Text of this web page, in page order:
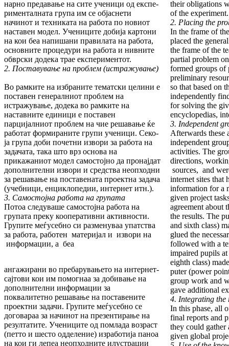
нар­но предавање на сите ученици од експе­
рименталната група им се објаснети
начинот и техниката на работа по новиот
наставен модел. Учениците добија картони
на кои беа напишани правилата на работа,
основните процедури на работа и нивните
обврски додека трае експе­ри­мен­тот.
2. Поставување на проблем (истражување)
Во рамките на избраните тематски целини е
пос­тавен генералниот проблем на
истражување, додека во рамките на
наставните единици е поставен
парцијалниот проблем на чие реша­ва­ње ќе
работат формираните групи ученици. Се­ко­
ја група доби почетни извори за работа на
задачата, така што врз основа на
прикажаниот модел самостојно да пронајдат
дополнителни извори и средства неопходни
за решавање на поставената проектна задача
(учебници, енци­кло­педии, интернет итн.).
3. Самостојна работа на групата
Потоа следуваше самостојна работа на
групата преку кооперативни активности.
Групите меѓу­себ­но си разменуваа упатства
за работа, рабо­тен материјал и извори на
информации, а беа
their obligations
of the experiment.
2. Placing the
In the frame of
placed the
the frame of the
partial problem
formed groups of
preliminary
so that based on
independently
for solving the
encyclopedias,
3.
Afterwards these
independent
ac­tivities. The
directions,
sources, and
internet sites that
information for a
given project
agreement about
the results. The
and sixth class)
glued the
followed with a
impaired pupils
eighth class)
puter (power
group work and
gave additional
4. Integrating the
In this phase, all
final reports and
they could gather
given global
ангажирани во пребарувањето на интернет-
сај­то­ви кои им помогнаа за добивање на
допол­ни­тел­ни информации за
поквалитетно решавање на поставените
проектни задачи. Групите меѓу­себно се
договараа за начинот на пре­зентирање на
резултатите. Учениците од помлада возраст
(петто и шесто одделение) из­ра­ботија паноа
на кои ги лепеа неопходните илустрации